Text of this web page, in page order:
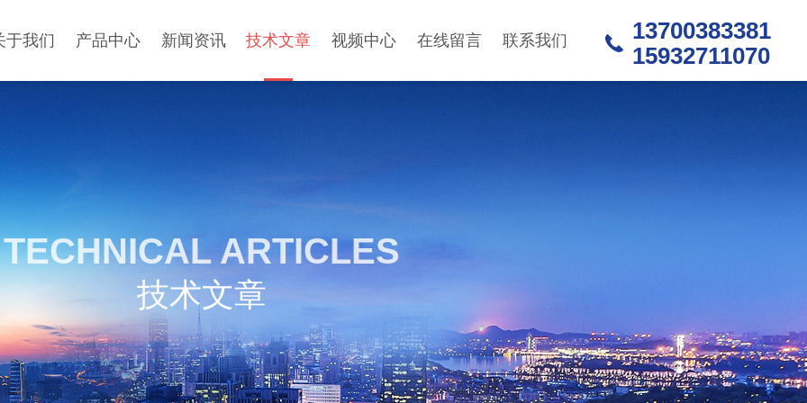
于我们 产品中心 新闻资讯 技术文章 视频中心 在线留言 联系我们
13700383381
15932711070
TECHNICAL ARTICLES
技术文章